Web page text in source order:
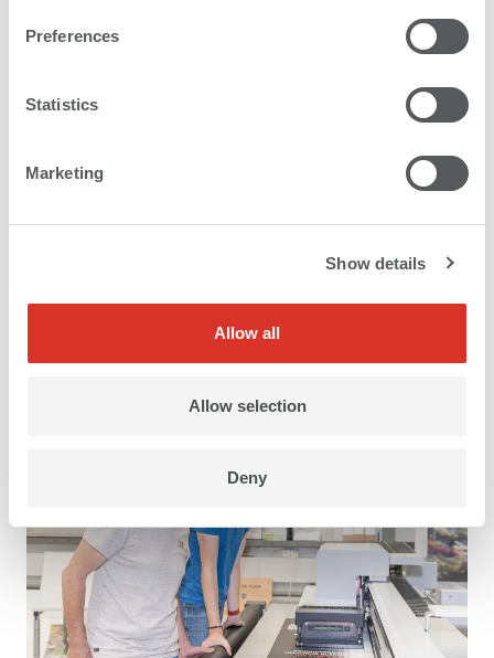
Preferences
Statistics
Marketing
Show details
Allow all
Allow selection
Deny
スイスのLogo Reklamen社は、11年前に製造された
swissQprintの初代Impalaを導入しました。この小さな
数年後の引退前に、彼はもう一花咲かせるつもりです。
まずは会社のすぐ近くで開催される全国規模の大きなイ
る最中ですが、これにはUVプリンタが必要となりま
ましたが、頻繁な故障やトラブル、高額のメンテナンス
コストがかかるため処分しました。